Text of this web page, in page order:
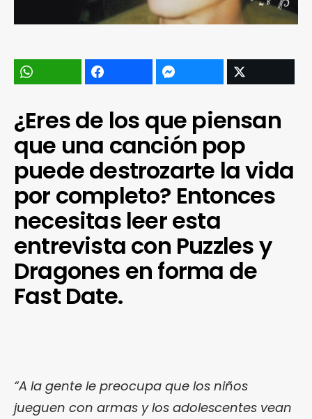
¿Eres de los que piensan
que una canción pop
puede destrozarte la vida
por completo? Entonces
necesitas leer esta
entrevista con Puzzles y
Dragones en forma de
Fast Date.
“A la gente le preocupa que los niños
jueguen con armas y los adolescentes vean